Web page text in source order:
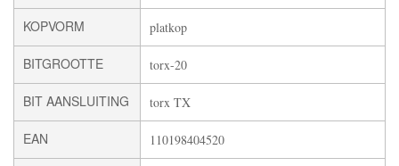
KOPVORM platkop
BITGROOTTE torx-20
BIT AANSLUITING torx TX
EAN 110198404520